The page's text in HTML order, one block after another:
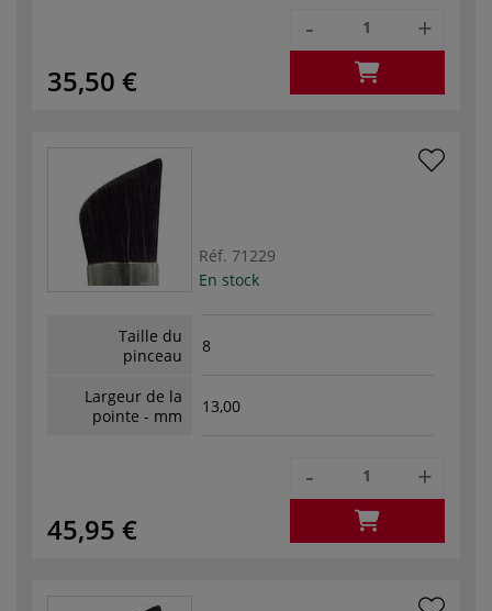
35,50 €
- +
Réf. 71229
En stock
Taille du
pinceau
8
Largeur de la
pointe - mm
13,00
45,95 €
- +